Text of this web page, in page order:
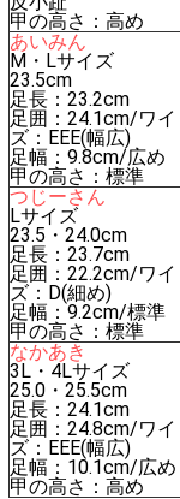
甲の高さ：高め
あいみん
M・Lサイズ
23.5cm
足長：23.2cm
足囲：24.1cm/ワイ
ズ：EEE(幅広)
足幅：9.8cm/広め
甲の高さ：標準
つじーさん
Lサイズ
23.5・24.0cm
足長：23.7cm
足囲：22.2cm/ワイ
ズ：D(細め)
足幅：9.2cm/標準
甲の高さ：標準
なかあき
3L・4Lサイズ
25.0・25.5cm
足長：24.1cm
足囲：24.8cm/ワイ
ズ：EEE(幅広)
足幅：10.1cm/広め
甲の高さ：高め